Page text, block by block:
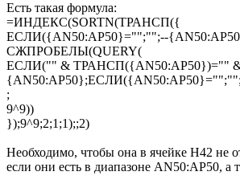
Есть такая формула:
=ИНДЕКС(SORTN(ТРАНСП({
ЕСЛИ({AN50:AP50}="";"";--
СЖПРОБЕЛЫ(QUERY(
ЕСЛИ("" & ТРАНСП({AN50:AP50})=""
;
9^9))
});9^9;2;1;1);;2)
Необходимо, чтобы она в ячейке Н42 не
если они есть в диапазоне AN50:AP50, а